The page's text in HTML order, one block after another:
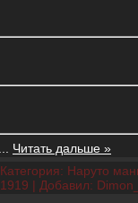
Читать дальше »
Категория: Наруто
1919 | Добавил: